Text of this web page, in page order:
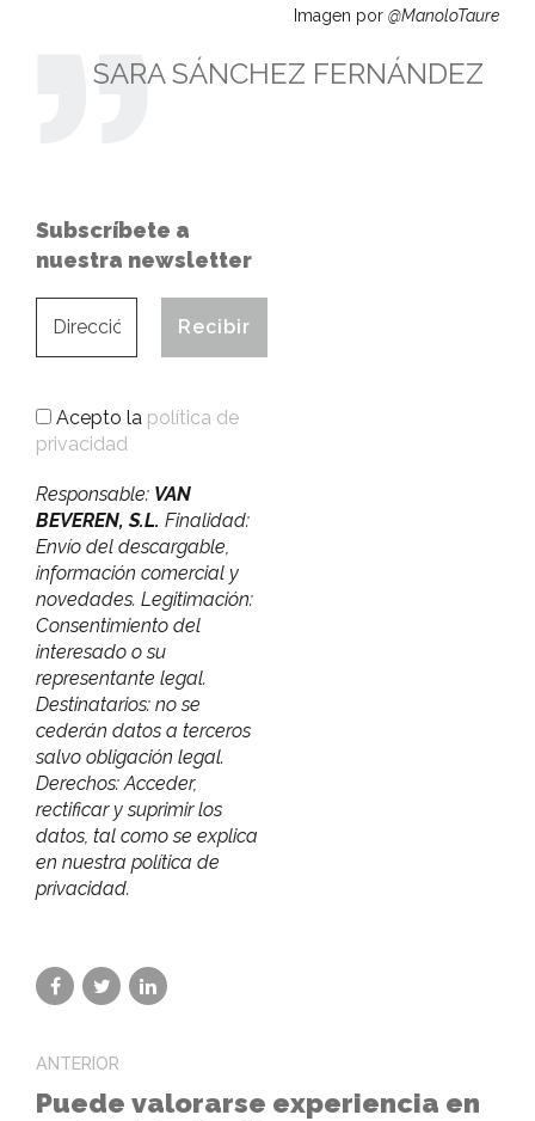
Imagen por @ManoloTaure
SARA SÁNCHEZ FERNÁNDEZ
Subscríbete a
nuestra newsletter
Acepto la política de
privacidad
Responsable: VAN
BEVEREN, S.L. Finalidad:
Envío del descargable,
información comercial y
novedades. Legitimación:
Consentimiento del
interesado o su
representante legal.
Destinatarios: no se
cederán datos a terceros
salvo obligación legal.
Derechos: Acceder,
rectificar y suprimir los
datos, tal como se explica
en nuestra política de
privacidad.
ANTERIOR
Puede valorarse experiencia en